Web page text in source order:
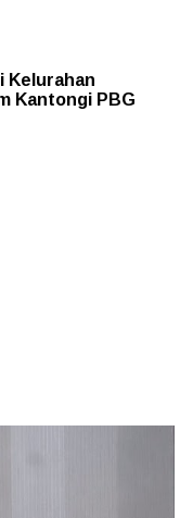
Kelurahan
Kantongi PBG